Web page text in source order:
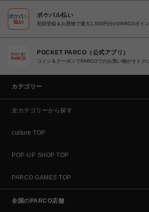
ポケパル払い
初回登録＆お買物で最大1,500円分のPARCOポイ
POCKET PARCO（公式アプリ）
コイン＆クーポンでPARCOでのお買い物がオトク
カテゴリー
全カテゴリーから探す
culture TOP
POP-UP SHOP TOP
PARCO GAMES TOP
全国のPARCO店舗